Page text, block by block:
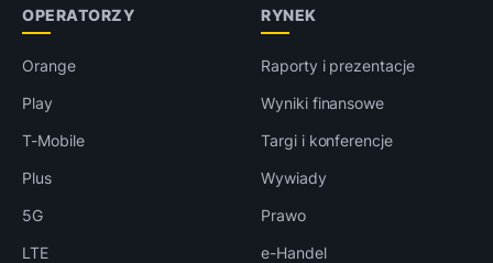
OPERATORZY
Orange
Play
T-Mobile
Plus
5G
LTE
RYNEK
Raporty i prezentacje
Wyniki finansowe
Targi i konferencje
Wywiady
Prawo
e-Handel